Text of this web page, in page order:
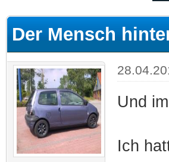
Der Mensch
Und
Ich